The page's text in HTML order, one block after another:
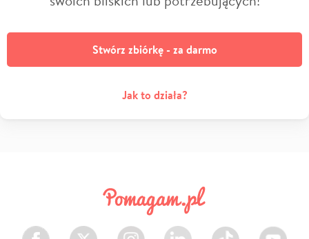
Stwórz zbiórkę - za darmo
Jak to działa?
Facebook Twitter Instagram LinkedIn TikTok Youtube